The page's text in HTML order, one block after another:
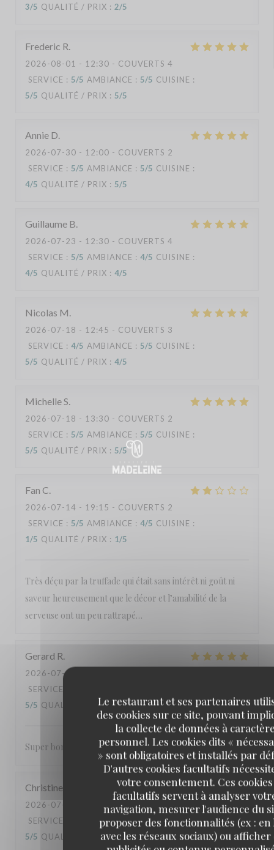
Le restaurant et ses partenaires
des cookies sur ce site, pouvant
la collecte de données à
personnel. Les cookies dits «
» sont obligatoires et installés par
D'autres cookies facultatifs
votre consentement. Ces cookies
facultatifs servent à analyser
navigation, mesurer l'audience du
proposer des fonctionnalités (ex : en
avec les réseaux sociaux) ou afficher
3/5 QUALITÉ / PRIX : 2/5
Frederic R
2026-08-01 - 12:30 - COUVERTS 4
SERVICE : 5/5 AMBIANCE : 5/5 CUISINE :
5/5 QUALITÉ / PRIX : 5/5
Annie D
2026-07-30 - 12:00 - COUVERTS 2
SERVICE : 5/5 AMBIANCE : 5/5 CUISINE :
4/5 QUALITÉ / PRIX : 5/5
Guillaume B
2026-07-23 - 12:30 - COUVERTS 4
SERVICE : 5/5 AMBIANCE : 4/5 CUISINE :
4/5 QUALITÉ / PRIX : 4/5
Nicolas M
2026-07-18 - 12:45 - COUVERTS 3
SERVICE : 4/5 AMBIANCE : 5/5 CUISINE :
5/5 QUALITÉ / PRIX : 4/5
MichelleS
2026-07-18 - 13:30 - COUVERTS 2
SERVICE : 5/5 AMBIANCE : 5/5 CUISINE :
5/5 QUALITÉ / PRIX : 5/5
Fan C
2026-07-14 - 19:15 - COUVERTS 2
SERVICE : 5/5 AMBIANCE : 4/5 CUISINE :
1/5 QUALITÉ / PRIX : 1/5
Très déçu par la truffade qui était sans intérêt ni goût ni
saveur heureusement que le décor et l’amabilité de la
serveuse ont un peu rattrapé…
Gerard R
2026-07-15
SERVICE
5/5 QUALITÉ / PRIX: 5/5
Super bon cette brasserie
Christine
2026-07-11
- 19:15 - COUVERTS 7
SERVICE
AMBIANCE: 4 /5 CUISINE:
5/5 QUALITÉ / PRIX: 4/5